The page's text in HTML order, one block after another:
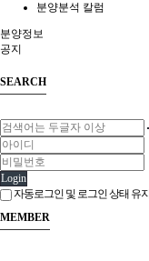
분양분석 칼럼
분양정보
공지
SEARCH
Login
자동로그인 및 로그인 상태 유지
MEMBER